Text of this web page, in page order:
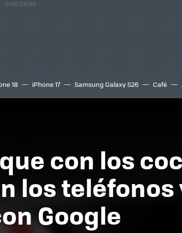
18 iPhone 17 Samsung Galaxy S26 Café
con los
los teléfonos
Google